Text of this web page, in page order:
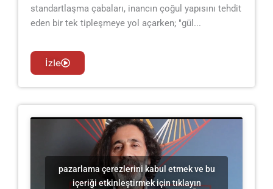
standartlaşma çabaları, inancın çoğul yapısını tehdit
eden bir tek tipleşmeye yol açarken; "gül...
İzle
pazarlama çerezlerini kabul etmek ve bu
içeriği etkinleştirmek için tıklayın